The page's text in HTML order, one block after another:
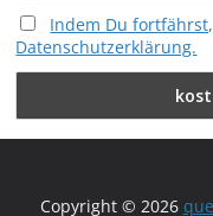
Indem Du
Datenschutzerklärung.
Copyright © 2026